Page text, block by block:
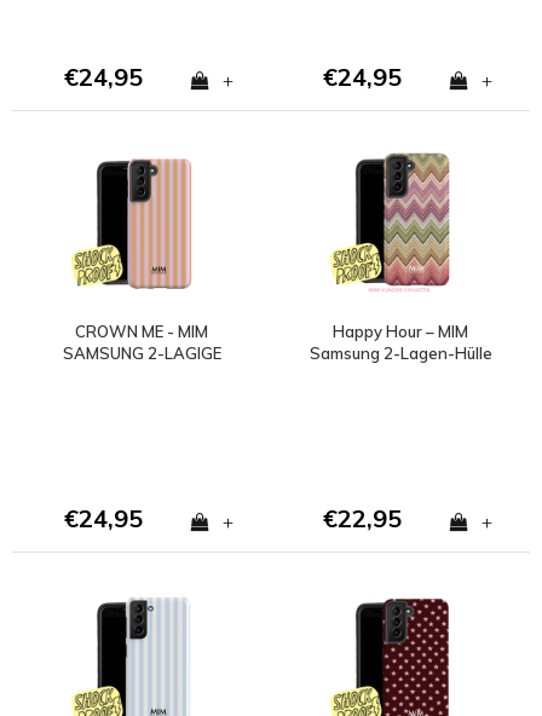
€24,95 + €24,95 +
CROWN ME - MIM
SAMSUNG 2-LAGIGE
€24,95 +
Happy Hour – MIM
Samsung 2-Lagen-Hülle
€22,95 +